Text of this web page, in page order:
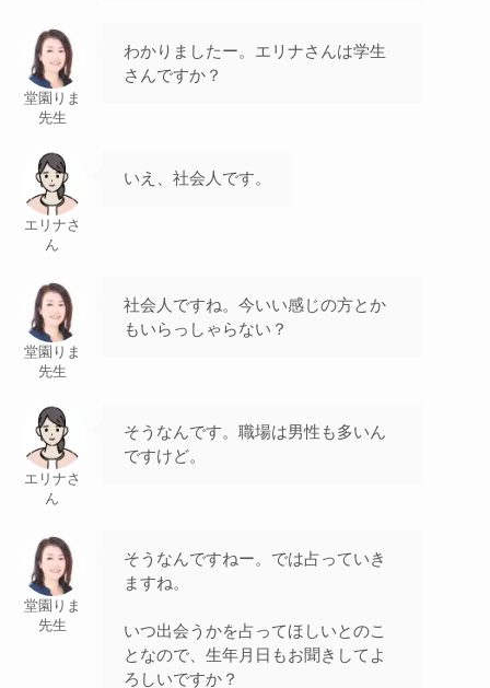
堂園りま
先生
わかりましたー。エリナさんは学生
さんですか？
エリナさ
ん
いえ、社会人です。
堂園りま
先生
社会人ですね。今いい感じの方とか
もいらっしゃらない？
エリナさ
ん
そうなんです。職場は男性も多いん
ですけど。
堂園りま
先生
そうなんですねー。では占っていき
ますね。
いつ出会うかを占ってほしいとのこ
となので、生年月日もお聞きしてよ
ろしいですか？